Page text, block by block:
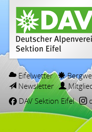
Eifelwetter
Newsletter
DAV Sektion Eifel